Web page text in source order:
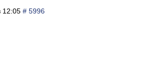
12:05 # 5996